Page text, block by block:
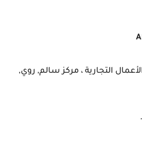
التجارية ، مركز سالم, روي,